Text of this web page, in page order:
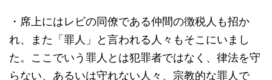
・席上にはレビの同僚である仲間の徴税人も招か
れ、また「罪人」と言われる人々もそこにいまし
た。ここでいう罪人とは犯罪者ではなく、律法を守
らない、あるいは守れない人々、宗教的な罪人で